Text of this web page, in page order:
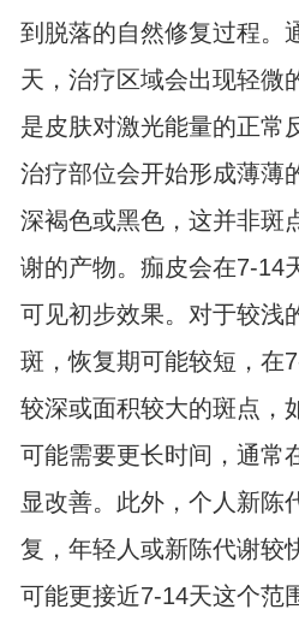
到脱落的自然修复过程。
天，治疗区域会出现轻微
是皮肤对激光能量的正常
治疗部位会开始形成薄薄
深褐色或黑色，这并非斑
谢的产物。痂皮会在7-14
可见初步效果。对于较浅
斑，恢复期可能较短，在
较深或面积较大的斑点，
可能需要更长时间，通常
显改善。此外，个人新陈
复，年轻人或新陈代谢较
可能更接近7-14天这个范